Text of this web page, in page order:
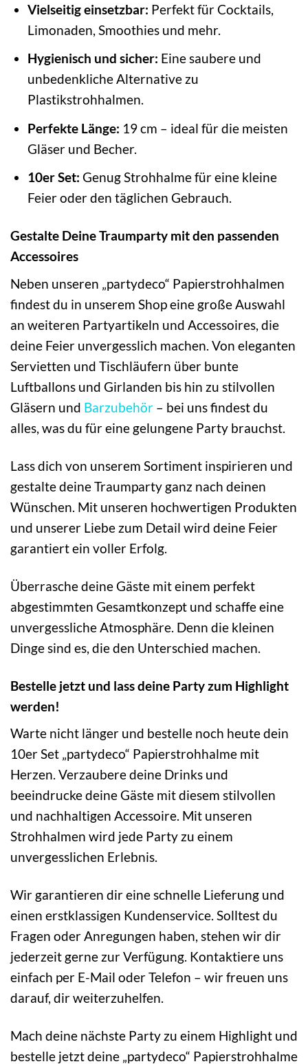
Vielseitig einsetzbar: Perfekt für Cocktails,
Limonaden, Smoothies und mehr.
Hygienisch und sicher: Eine saubere und
unbedenkliche Alternative zu
Plastikstrohhalmen.
Perfekte Länge: 19 cm – ideal für die meisten
Gläser und Becher.
10er Set: Genug Strohhalme für eine kleine
Feier oder den täglichen Gebrauch.
Gestalte Deine Traumparty mit den passenden
Accessoires
Neben unseren „partydeco“ Papierstrohhalmen
findest du in unserem Shop eine große Auswahl
an weiteren Partyartikeln und Accessoires, die
deine Feier unvergesslich machen. Von eleganten
Servietten und Tischläufern über bunte
Luftballons und Girlanden bis hin zu stilvollen
Gläsern und Barzubehör – bei uns findest du
alles, was du für eine gelungene Party brauchst.
Lass dich von unserem Sortiment inspirieren und
gestalte deine Traumparty ganz nach deinen
Wünschen. Mit unseren hochwertigen Produkten
und unserer Liebe zum Detail wird deine Feier
garantiert ein voller Erfolg.
Überrasche deine Gäste mit einem perfekt
abgestimmten Gesamtkonzept und schaffe eine
unvergessliche Atmosphäre. Denn die kleinen
Dinge sind es, die den Unterschied machen.
Bestelle jetzt und lass deine Party zum Highlight
werden!
Warte nicht länger und bestelle noch heute dein
10er Set „partydeco“ Papierstrohhalme mit
Herzen. Verzaubere deine Drinks und
beeindrucke deine Gäste mit diesem stilvollen
und nachhaltigen Accessoire. Mit unseren
Strohhalmen wird jede Party zu einem
unvergesslichen Erlebnis.
Wir garantieren dir eine schnelle Lieferung und
einen erstklassigen Kundenservice. Solltest du
Fragen oder Anregungen haben, stehen wir dir
jederzeit gerne zur Verfügung. Kontaktiere uns
einfach per E-Mail oder Telefon – wir freuen uns
darauf, dir weiterzuhelfen.
Mach deine nächste Party zu einem Highlight und
bestelle jetzt deine „partydeco“ Papierstrohhalme